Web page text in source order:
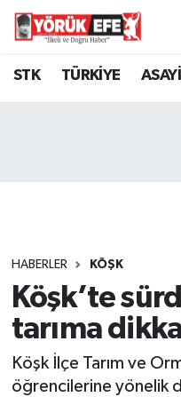
STK TÜRKİYE
HABERLER KÖŞK
Köşk’te
tarıma
Köşk İlçe Tarım ve
öğrencilerine yönelik
Aydın Nöbetçi
Tüm Manşetler
Son Dakika
Haber Arşivi